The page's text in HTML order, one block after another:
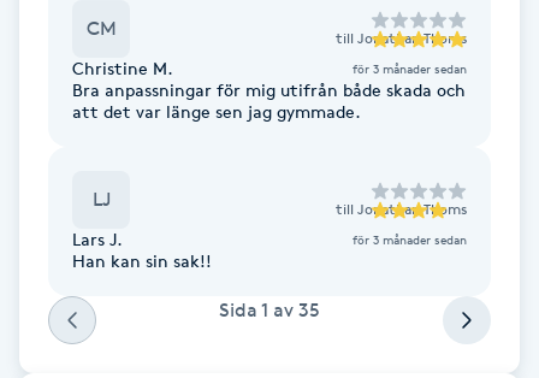
Fet hårbotten
Fibromassage
Fotmassage
CM till Jonathan Thoms
Christine M. för 3 månader sedan
Bra anpassningar för mig utifrån både skada och
att det var länge sen jag gymmade.
LJ till Jonathan Thoms
Lars J. för 3 månader sedan
Han kan sin sak!!
Sida 1 av 35